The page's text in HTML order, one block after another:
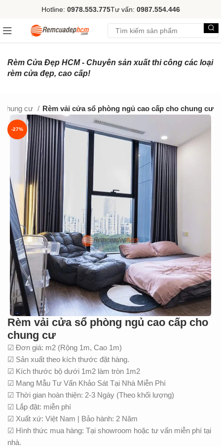
Hotline: 0978.553.775Tư vấn: 0987.554.446
Rèm Cửa Đẹp HCM - Chuyên sản xuất thi công các loại
rèm cửa đẹp, cao cấp!
chung cư Rèm vải cửa sổ phòng ngủ cao cấp cho chung cư
-27%
Rèm vải cửa sổ phòng ngủ cao cấp cho
chung cư
☑ Đơn giá: m2 (Rộng 1m, Cao 1m)
☑ Sản xuất theo kích thước đặt hàng.
☑ Kích thước bộ dưới 1m2 làm tròn 1m2
☑ Mang Mẫu Tư Vấn Khảo Sát Tại Nhà Miễn Phí
☑ Thời gian hoàn thiện: 2-3 Ngày (Theo khối lượng)
☑ Lắp đặt: miễn phí
☑ Xuất xứ: Việt Nam | Bảo hành: 2 Năm
☑ Hình thức mua hàng: Tại showroom hoặc tư vấn miễn phí tại
nhà.